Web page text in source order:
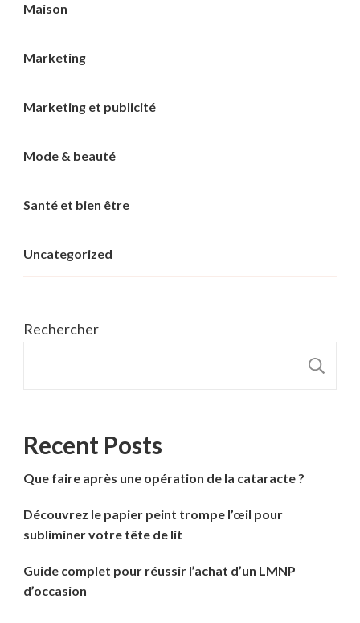
Maison
Marketing
Marketing et publicité
Mode & beauté
Santé et bien être
Uncategorized
Rechercher
Recent Posts
Que faire après une opération de la cataracte ?
Découvrez le papier peint trompe l’œil pour
subliminer votre tête de lit
Guide complet pour réussir l’achat d’un LMNP
d’occasion